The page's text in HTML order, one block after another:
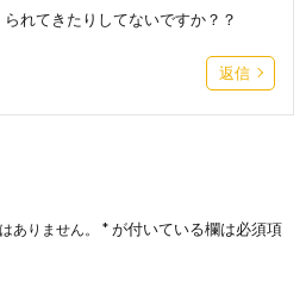
れてきたりしてないですか？？
返信
ありません。 *が付いている欄は必須項